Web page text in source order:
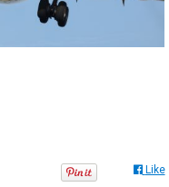
Like